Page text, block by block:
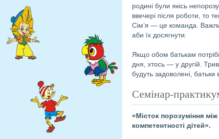
родині були якісь
ввечері після роботи, то
Сім’я — це команда.
аби їх досягнути.
Якщо обом батькам
дня, хтось — у другій.
будуть задоволені, батьки
Семінар-
«Місток порозуміння
компетентності дітей».